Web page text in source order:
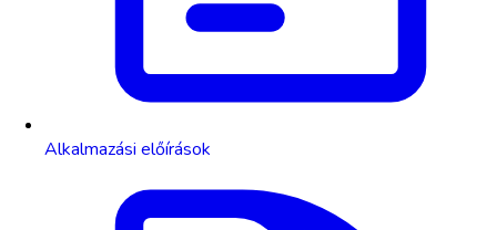
Alkalmazási előírások